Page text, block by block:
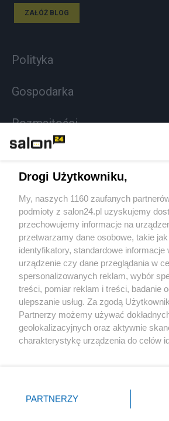
ZAŁÓŻ BLOG
Polityka
Gospodarka
Rozmaitości
Sport
Społeczeństwo
Kultura
X Facebook
Drogi Użytkowniku,
My, naszych 1160 zaufanych
podmioty z salon24.pl uzyskujemy
przechowujemy informacje na
przetwarzamy dane osobowe, takie
identyfikatory, standardowe informacje
urządzenie czy dane przeglądania w
spersonalizowanych reklam, wybór
treści, pomiar reklam i treści, badanie
ulepszanie usług. Za zgodą
Partnerzy możemy używać
geolokalizacyjnych oraz aktywnie
charakterystykę urządzenia do celów
zmienić/wycofać klikając przycisk
znajdujący się w lewym dolnym rogu
PARTNERZY